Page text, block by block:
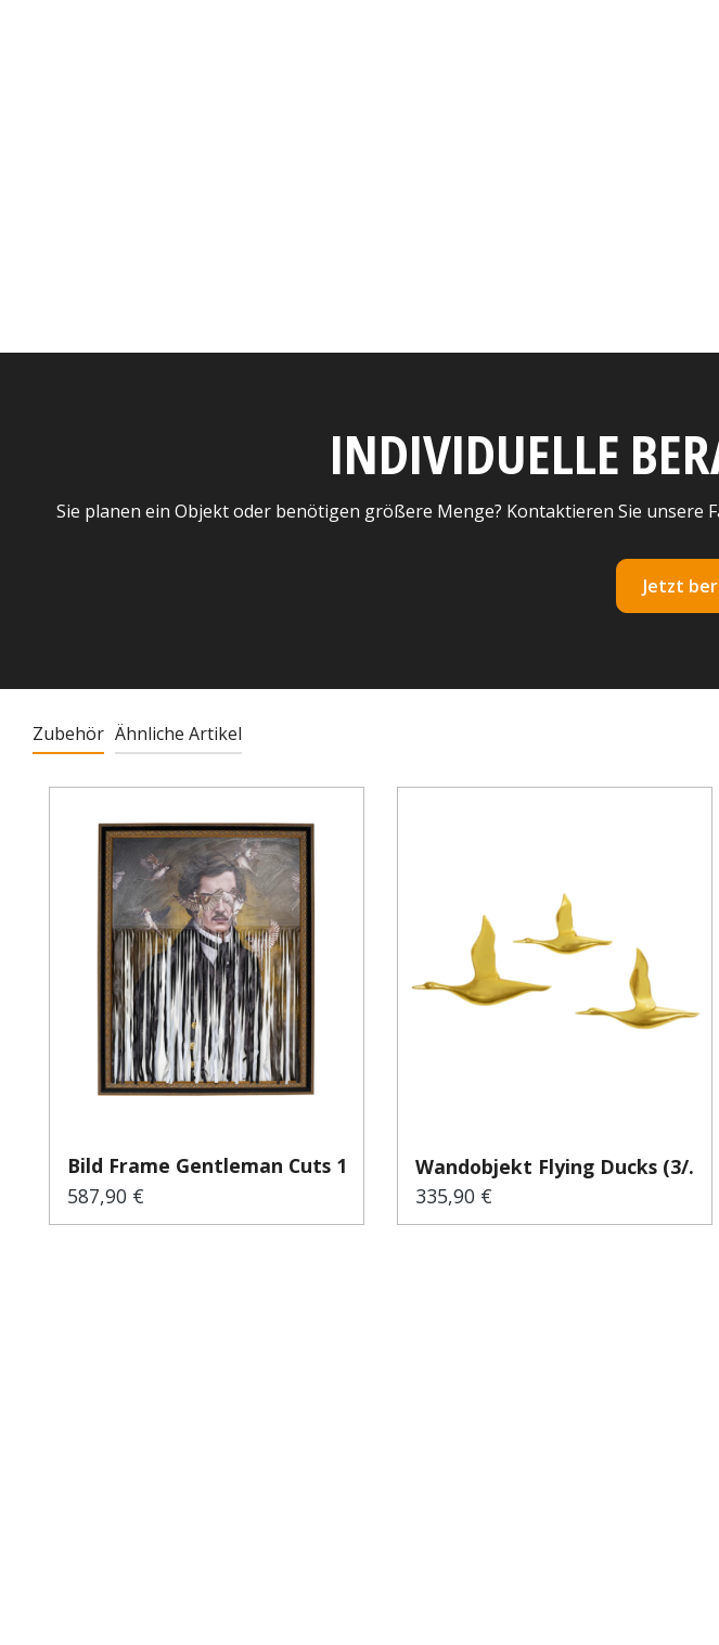
INDIVIDUELLE
Sie planen ein Objekt oder benötigen größere Menge? Kontaktieren Sie
Jetzt
Zubehör Ähnliche Artikel
Bild Frame Gentleman Cuts 1...
Regulärer Preis:
587,90 €
Wandobjekt Flying Ducks (3/...
Regulärer Preis:
335,90 €